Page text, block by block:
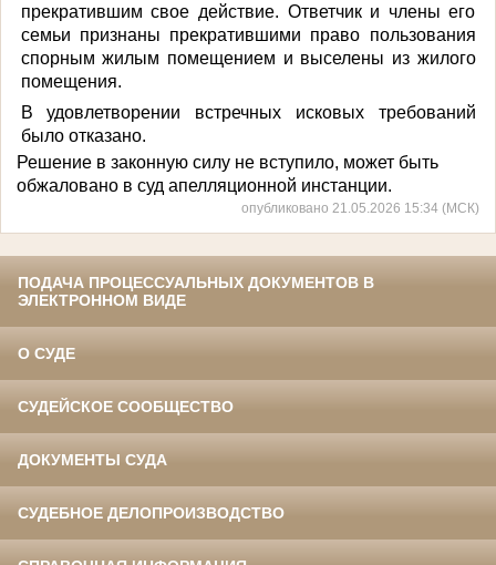
прекратившим свое действие. Ответчик и члены его
семьи признаны прекратившими право пользования
спорным жилым помещением и выселены из жилого
помещения.
В удовлетворении встречных исковых требований
было отказано.
Решение в законную силу не вступило, может быть
обжаловано в суд апелляционной инстанции.
опубликовано 21.05.2026 15:34 (МСК)
ПОДАЧА ПРОЦЕССУАЛЬНЫХ ДОКУМЕНТОВ В
ЭЛЕКТРОННОМ ВИДЕ
О СУДЕ
СУДЕЙСКОЕ СООБЩЕСТВО
ДОКУМЕНТЫ СУДА
СУДЕБНОЕ ДЕЛОПРОИЗВОДСТВО